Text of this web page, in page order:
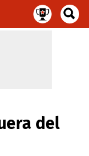
del